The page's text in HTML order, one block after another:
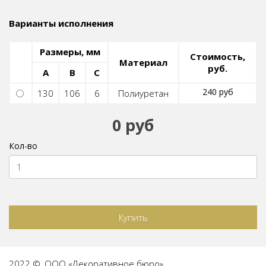
Варианты исполнения
Размеры, мм
Материал
Стоимость,
руб.
A B
C
130
106 6 Полиуретан 240 руб
0 руб
Кол-во
Купить
2022 ©, ООО «Декоративное бюро».